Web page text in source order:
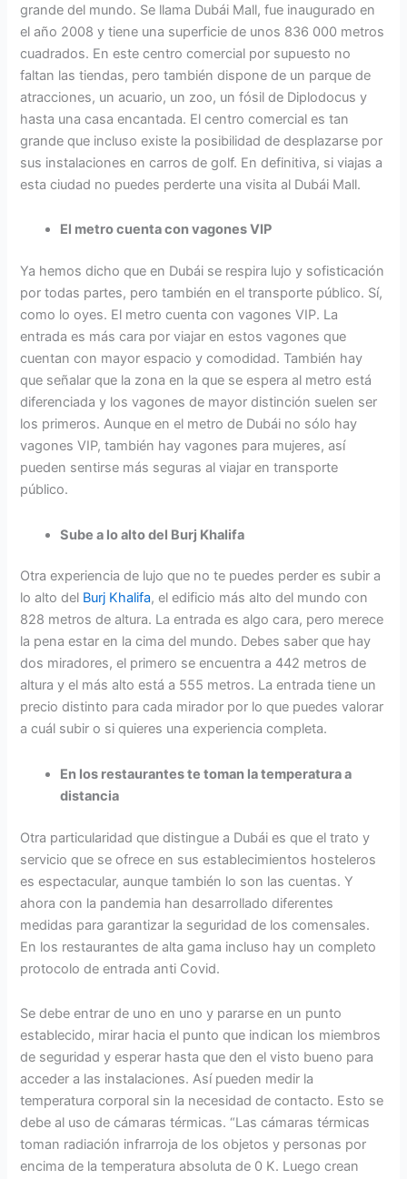
grande del mundo. Se llama Dubái Mall, fue inaugurado en
el año 2008 y tiene una superficie de unos 836 000 metros
cuadrados. En este centro comercial por supuesto no
faltan las tiendas, pero también dispone de un parque de
atracciones, un acuario, un zoo, un fósil de Diplodocus y
hasta una casa encantada. El centro comercial es tan
grande que incluso existe la posibilidad de desplazarse por
sus instalaciones en carros de golf. En definitiva, si viajas a
esta ciudad no puedes perderte una visita al Dubái Mall.
El metro cuenta con vagones VIP
Ya hemos dicho que en Dubái se respira lujo y sofisticación
por todas partes, pero también en el transporte público. Sí,
como lo oyes. El metro cuenta con vagones VIP. La
entrada es más cara por viajar en estos vagones que
cuentan con mayor espacio y comodidad. También hay
que señalar que la zona en la que se espera al metro está
diferenciada y los vagones de mayor distinción suelen ser
los primeros. Aunque en el metro de Dubái no sólo hay
vagones VIP, también hay vagones para mujeres, así
pueden sentirse más seguras al viajar en transporte
público.
Sube a lo alto del Burj Khalifa
Otra experiencia de lujo que no te puedes perder es subir a
lo alto del Burj Khalifa, el edificio más alto del mundo con
828 metros de altura. La entrada es algo cara, pero merece
la pena estar en la cima del mundo. Debes saber que hay
dos miradores, el primero se encuentra a 442 metros de
altura y el más alto está a 555 metros. La entrada tiene un
precio distinto para cada mirador por lo que puedes valorar
a cuál subir o si quieres una experiencia completa.
En los restaurantes te toman la temperatura a
distancia
Otra particularidad que distingue a Dubái es que el trato y
servicio que se ofrece en sus establecimientos hosteleros
es espectacular, aunque también lo son las cuentas. Y
ahora con la pandemia han desarrollado diferentes
medidas para garantizar la seguridad de los comensales.
En los restaurantes de alta gama incluso hay un completo
protocolo de entrada anti Covid.
Se debe entrar de uno en uno y pararse en un punto
establecido, mirar hacia el punto que indican los miembros
de seguridad y esperar hasta que den el visto bueno para
acceder a las instalaciones. Así pueden medir la
temperatura corporal sin la necesidad de contacto. Esto se
debe al uso de cámaras térmicas. “Las cámaras térmicas
toman radiación infrarroja de los objetos y personas por
encima de la temperatura absoluta de 0 K. Luego crean